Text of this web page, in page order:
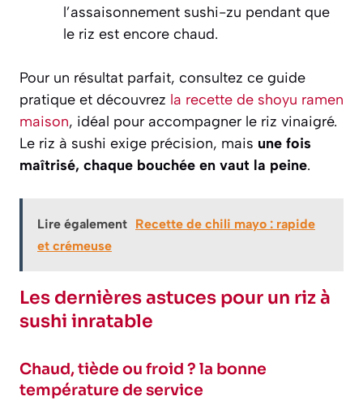
l’assaisonnement sushi-zu pendant que
le riz est encore chaud.
Pour un résultat parfait, consultez ce guide
pratique et découvrez la recette de shoyu ramen
maison, idéal pour accompagner le riz vinaigré.
Le riz à sushi exige précision, mais une fois
maîtrisé, chaque bouchée en vaut la peine.
Lire également Recette de chili mayo : rapide
et crémeuse
Les dernières astuces pour un riz à
sushi inratable
Chaud, tiède ou froid ? la bonne
température de service